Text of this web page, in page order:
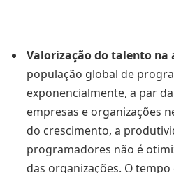
Valorização do talento na
população global de
exponencialmente, a par
empresas e organizações
do crescimento, a
programadores não é
das organizações. O